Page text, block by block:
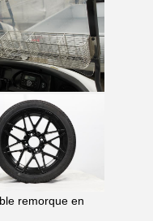
remorque en